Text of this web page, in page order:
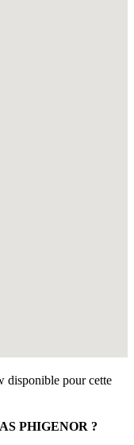
disponible pour cette
PHIGENOR ?